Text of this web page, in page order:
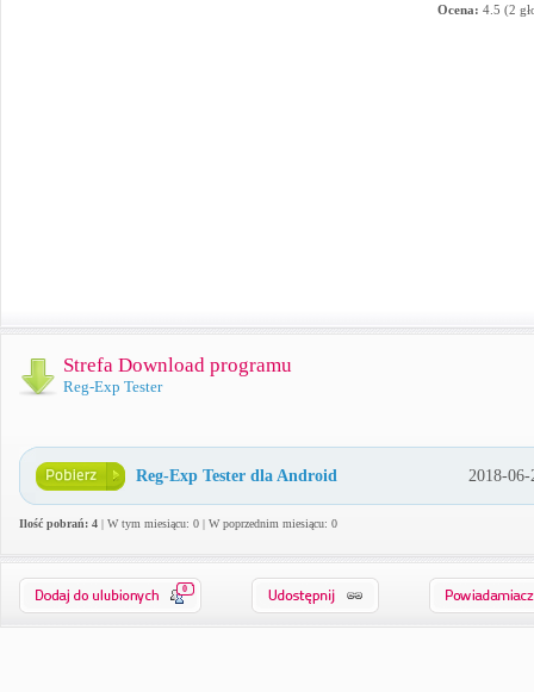
Ocena: 4.5 (2
Strefa Download programu
Reg-Exp Tester
Reg-Exp Tester dla Android 2018-06-
Ilość pobrań: 4 | W tym miesiącu: 0 | W poprzednim miesiącu: 0
0